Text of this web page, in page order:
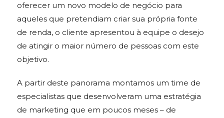
oferecer um novo modelo de negócio para
aqueles que pretendiam criar sua própria fonte
de renda, o cliente apresentou à equipe o desejo
de atingir o maior número de pessoas com este
objetivo.
A partir deste panorama montamos um time de
especialistas que desenvolveram uma estratégia
de marketing que em poucos meses – de